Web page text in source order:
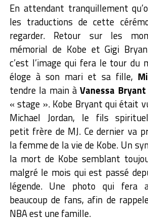
En attendant tranquillement
les traductions de cette
regarder. Retour sur les
mémorial de Kobe et Gigi
c’est l’image qui fera le tour du
éloge à son mari et sa fille,
tendre la main àVanessa Bryant
« stage ». Kobe Bryant qui était
Michael Jordan, le fils
petit frère de MJ. Ce dernier va
la femme de la vie de Kobe. Un
la mort de Kobe semblant
malgré le mois qui est passé
légende. Une photo qui fera
beaucoup de fans, afin de
NBA est une famille.